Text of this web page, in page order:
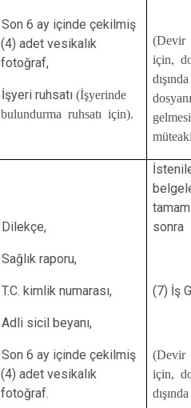
Son 6 ay içinde çekilmiş
(4) adet vesikalık
fotoğraf,
İşyeri ruhsatı (İşyerinde
bulundurma ruhsatı için).
(Devir
için,
Dilekçe,
Sağlık raporu,
T.C. kimlik numarası,
Adli sicil beyanı,
Son 6 ay içinde çekilmiş
(4) adet vesikalık
fotoğraf.
sonra
(7) İş
(Devir
için,